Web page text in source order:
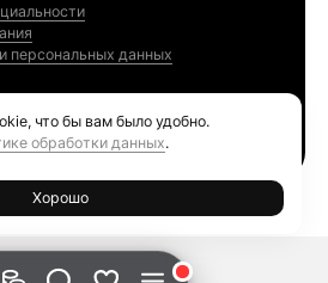
персональных данных
что бы вам было удобно.
обработки данных.
Хорошо